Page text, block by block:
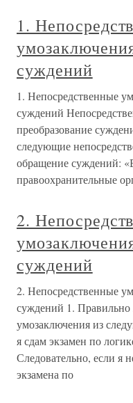
1.
суждений
1. Непосредственные
суждений
преобразование
следующие
обращение суждений:
правоохранительные
2.
суждений
2. Непосредственные
суждений 1. Правильно
умозаключения из
я сдам экзамен по
Следовательно, если я
экзамена по